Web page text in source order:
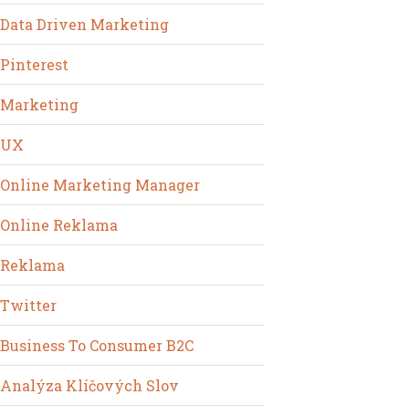
Data Driven Marketing
Pinterest
Marketing
UX
Online Marketing Manager
Online Reklama
Reklama
Twitter
Business To Consumer B2C
Analýza Klíčových Slov